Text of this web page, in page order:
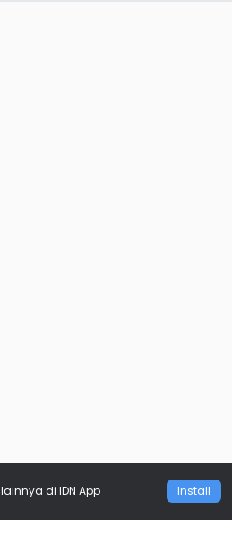
lainnya di IDN App Install